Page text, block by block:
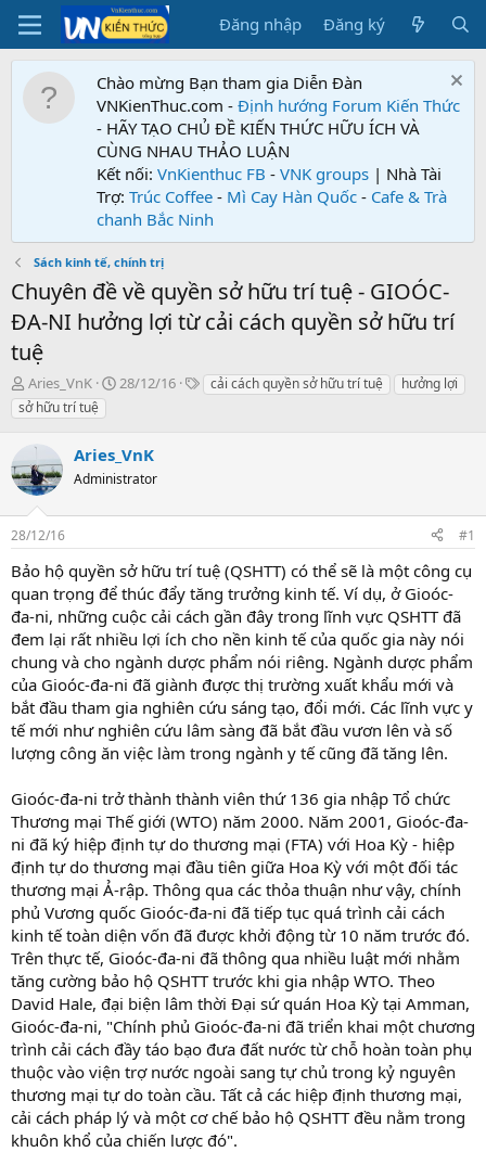
Đăng nhập Đăng ký
Chào mừng Bạn tham gia Diễn Đàn
VNKienThuc.com - Định hướng Forum Kiến Thức
- HÃY TẠO CHỦ ĐỀ KIẾN THỨC HỮU ÍCH VÀ
CÙNG NHAU THẢO LUẬN
Kết nối: VnKienthuc FB - VNK groups | Nhà Tài
Trợ: Trúc Coffee - Mì Cay Hàn Quốc - Cafe & Trà
chanh Bắc Ninh
Sách kinh tế, chính trị
Chuyên đề về quyền sở hữu trí tuệ - GIOÓC-
ĐA-NI hưởng lợi từ cải cách quyền sở hữu trí
tuệ
T
h
r
a
d
s
t
a
t
e
r
Aries_VnK
N
g
ử
28/12/16
Tcải cách quyền sở hữu trí tuệ
hưởng lợi
sở hữu trí tuệ
Aries_VnK
Administrator
28/12/16 #1
Bảo hộ quyền sở hữu trí tuệ (QSHTT) có thể sẽ là một công cụ
quan trọng để thúc đẩy tăng trưởng kinh tế. Ví dụ, ở Gioóc-
đa-ni, những cuộc cải cách gần đây trong lĩnh vực QSHTT đã
đem lại rất nhiều lợi ích cho nền kinh tế của quốc gia này nói
chung và cho ngành dược phẩm nói riêng. Ngành dược phẩm
của Gioóc-đa-ni đã giành được thị trường xuất khẩu mới và
bắt đầu tham gia nghiên cứu sáng tạo, đổi mới. Các lĩnh vực y
tế mới như nghiên cứu lâm sàng đã bắt đầu vươn lên và số
lượng công ăn việc làm trong ngành y tế cũng đã tăng lên.
Gioóc-đa-ni trở thành thành viên thứ 136 gia nhập Tổ chức
Thương mại Thế giới (WTO) năm 2000. Năm 2001, Gioóc-đa-
ni đã ký hiệp định tự do thương mại (FTA) với Hoa Kỳ - hiệp
định tự do thương mại đầu tiên giữa Hoa Kỳ với một đối tác
thương mại Ả-rập. Thông qua các thỏa thuận như vậy, chính
phủ Vương quốc Gioóc-đa-ni đã tiếp tục quá trình cải cách
kinh tế toàn diện vốn đã được khởi động từ 10 năm trước đó.
Trên thực tế, Gioóc-đa-ni đã thông qua nhiều luật mới nhằm
tăng cường bảo hộ QSHTT trước khi gia nhập WTO. Theo
David Hale, đại biện lâm thời Đại sứ quán Hoa Kỳ tại Amman,
Gioóc-đa-ni, "Chính phủ Gioóc-đa-ni đã triển khai một chương
trình cải cách đầy táo bạo đưa đất nước từ chỗ hoàn toàn phụ
thuộc vào viện trợ nước ngoài sang tự chủ trong kỷ nguyên
thương mại tự do toàn cầu. Tất cả các hiệp định thương mại,
cải cách pháp lý và một cơ chế bảo hộ QSHTT đều nằm trong
khuôn khổ của chiến lược đó".